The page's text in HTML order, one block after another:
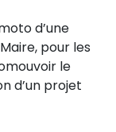
d’une
pour les
le
d’un projet